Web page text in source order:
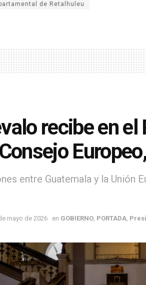
de Retalhuleu
recibe en el
entre Guatemala y la Unión
mayo de 2026 en GOBIERNO, PORTADA,